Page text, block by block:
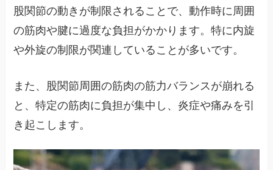
股関節の動きが制限されることで、動作時に周囲
の筋肉や腱に過度な負担がかかります。特に内旋
や外旋の制限が関連していることが多いです。
また、股関節周囲の筋肉の筋力バランスが崩れる
と、特定の筋肉に負担が集中し、炎症や痛みを引
き起こします。